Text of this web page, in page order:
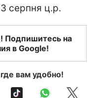
серпня ц.р.
Подпишитесь на
в Google!
вам удобно!